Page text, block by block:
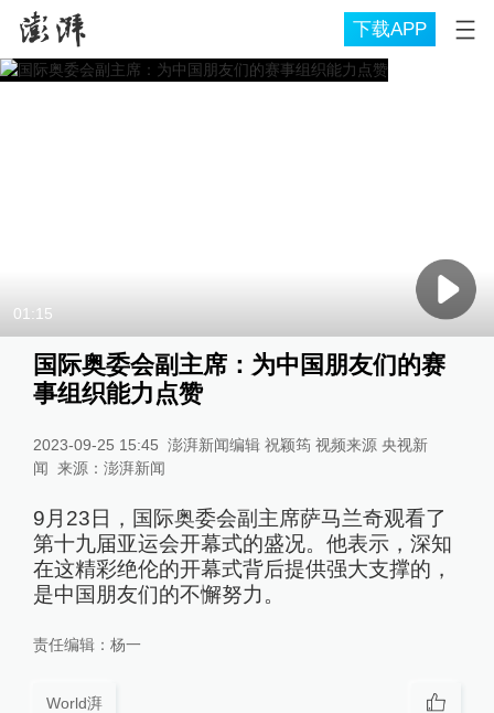
下载APP
01:15
国际奥委会副主席：为中国朋友们的赛
事组织能力点赞
2023-09-25 15:45 澎湃新闻编辑 祝颖筠 视频来源 央视新
闻 来源： 澎湃新闻
9月23日，国际奥委会副主席萨马兰奇观看了
第十九届亚运会开幕式的盛况。他表示，深知
在这精彩绝伦的开幕式背后提供强大支撑的，
是中国朋友们的不懈努力。
责任编辑： 杨一
World湃